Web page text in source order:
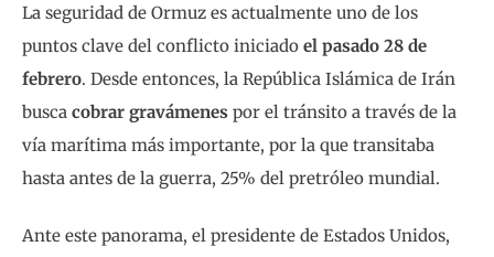
La seguridad de Ormuz es actualmente uno de los
puntos clave del conflicto iniciado el pasado 28 de
febrero. Desde entonces, la República Islámica de Irán
busca cobrar gravámenes por el tránsito a través de la
vía marítima más importante, por la que transitaba
hasta antes de la guerra, 25% del pretróleo mundial.
Ante este panorama, el presidente de Estados Unidos,